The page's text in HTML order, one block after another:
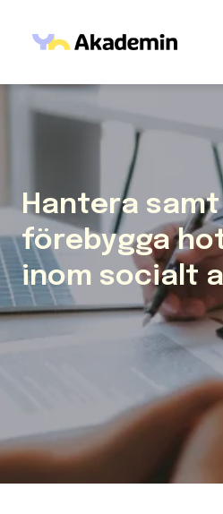
Studera
För
Nyheter
Mina
Om oss
Frågor & svar
Event
Hantera samt
förebygga
inom socialt